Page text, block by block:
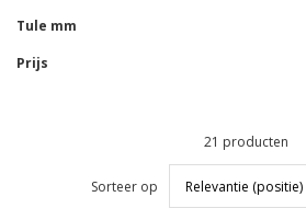
Tule mm
Prijs
21 producten
Sorteer op